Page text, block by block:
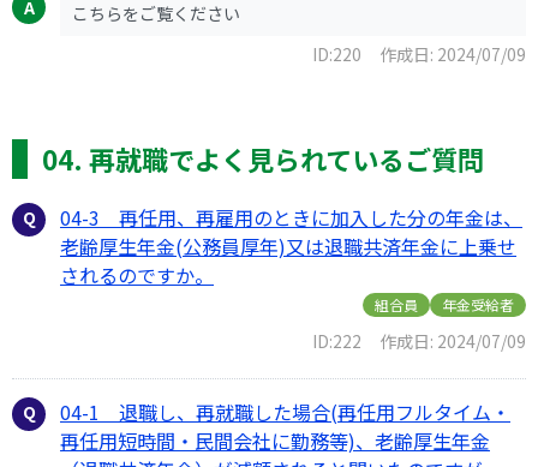
こちらをご覧ください
ID:220
作成日: 2024/07/09
04. 再就職でよく見られているご質問
04-3 再任用、再雇用のときに加入した分の年金は、
老齢厚生年金(公務員厚年)又は退職共済年金に上乗せ
されるのですか。
組合員 年金受給者
ID:222 作成日: 2024/07/09
04-1 退職し、再就職した場合(再任用フルタイム・
再任用短時間・民間会社に勤務等)、老齢厚生年金